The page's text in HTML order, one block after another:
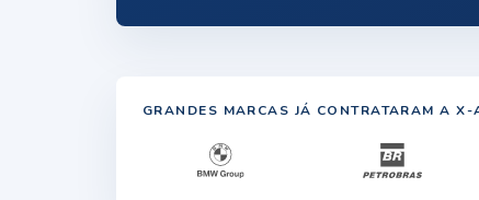
GRANDES MARCAS JÁ CONTRATARAM A X-